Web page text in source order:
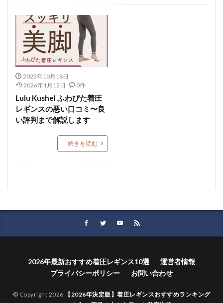
2023年10月18日
2026年1月12日
0件
Lulu Kushel ふわぴた着圧
レギンスの悪い口コミ〜良
い評判まで解説します
続きを読む
2026年最新おすすめ着圧レギンス10選
運営者情報
プライバシーポリシー
お問い合わせ
© Copyright 2026
【2026年決定版】着圧レギンスおすすめランキング